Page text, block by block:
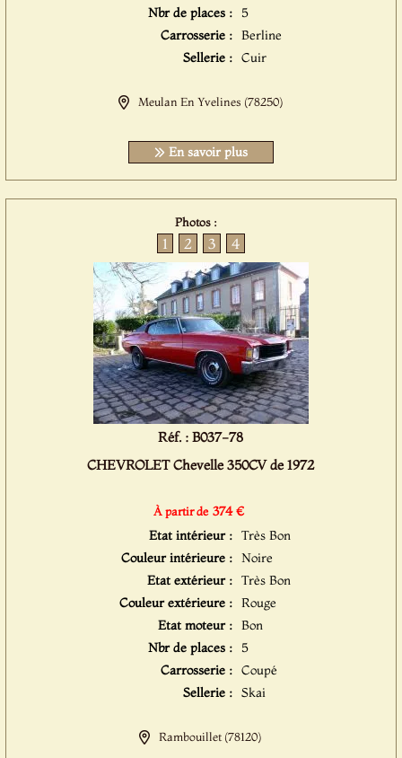
Nbr de places : 5
Carrosserie : Berline
Sellerie : Cuir
Meulan En Yvelines (78250)
En savoir plus
Photos :
1 2 3 4
Réf. : B037-78
CHEVROLET Chevelle 350CV de 1972
À partir de 374 €
Etat intérieur : Très Bon
Couleur intérieure : Noire
Etat extérieur : Très Bon
Couleur extérieure : Rouge
Etat moteur : Bon
Nbr de places : 5
Carrosserie : Coupé
Sellerie : Skai
Rambouillet (78120)